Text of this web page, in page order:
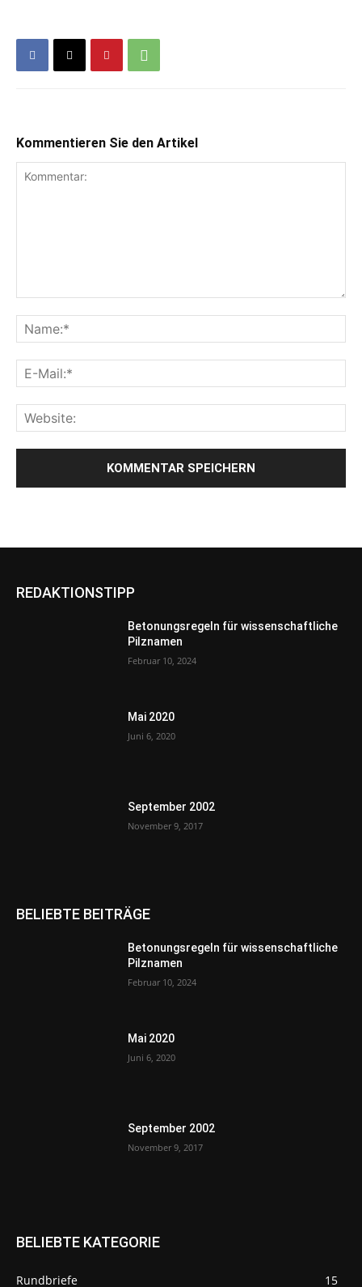
Kommentieren Sie den Artikel
REDAKTIONSTIPP
Betonungsregeln für wissenschaftliche
Pilznamen
Februar 10, 2024
Mai 2020
Juni 6, 2020
September 2002
November 9, 2017
BELIEBTE BEITRÄGE
Betonungsregeln für wissenschaftliche
Pilznamen
Februar 10, 2024
Mai 2020
Juni 6, 2020
September 2002
November 9, 2017
BELIEBTE KATEGORIE
Rundbriefe 15